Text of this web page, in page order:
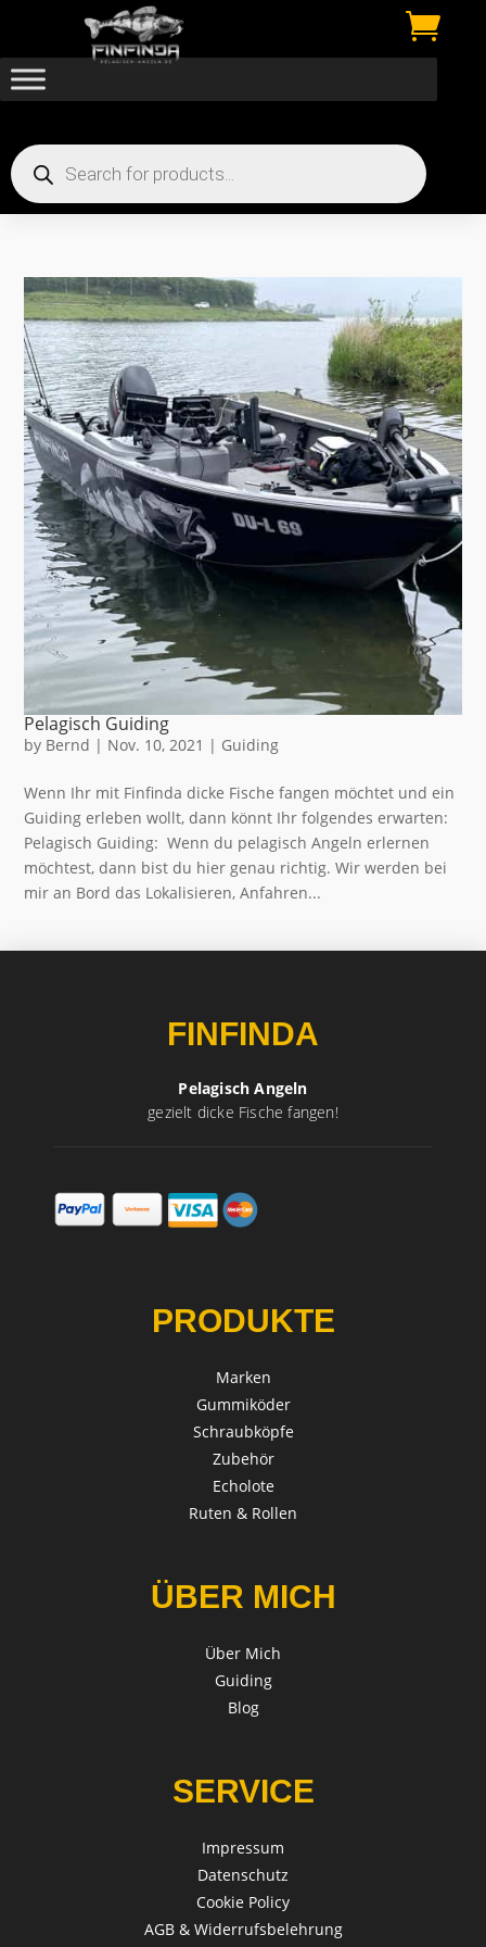

Products
search
Pelagisch Guiding
by Bernd | Nov. 10, 2021 | Guiding
Wenn Ihr mit Finfinda dicke Fische fangen möchtet und ein
Guiding erleben wollt, dann könnt Ihr folgendes erwarten:
Pelagisch Guiding: Wenn du pelagisch Angeln erlernen
möchtest, dann bist du hier genau richtig. Wir werden bei
mir an Bord das Lokalisieren, Anfahren...
FINFINDA
Pelagisch Angeln
gezielt dicke Fische fangen!
PRODUKTE
Marken
Gummiköder
Schraubköpfe
Zubehör
Echolote
Ruten & Rollen
ÜBER MICH
Über Mich
Guiding
Blog
SERVICE
Impressum
Datenschutz
Cookie Policy
AGB & Widerrufsbelehrung